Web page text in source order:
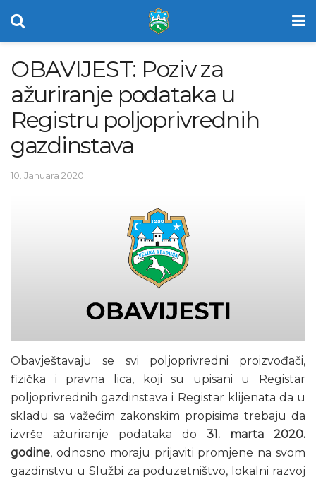
OBAVIJEST: Poziv za
ažuriranje podataka u
Registru poljoprivrednih
gazdinstava
10. Januara 2020.
Obavještavaju se svi poljoprivredni proizvođači,
fizička i pravna lica, koji su upisani u Registar
poljoprivrednih gazdinstava i Registar klijenata da u
skladu sa važećim zakonskim propisima trebaju da
izvrše ažuriranje podataka do 31. marta 2020.
godine, odnosno moraju prijaviti promjene na svom
gazdinstvu u Službi za poduzetništvo, lokalni razvoj